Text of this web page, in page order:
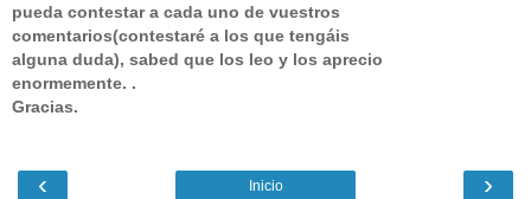
pueda contestar a cada uno de vuestros
comentarios(contestaré a los que tengáis
alguna duda), sabed que los leo y los aprecio
enormemente. .
Gracias.
‹ ›
Inicio